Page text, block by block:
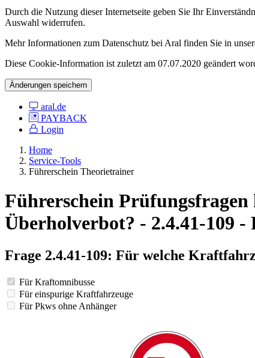
Durch die Nutzung dieser Internetseite geben Sie Ihr
Auswahl widerrufen.
Mehr Informationen zum Datenschutz bei Aral finden Sie in
Diese Cookie-Information ist zuletzt am 07.07.2020 geändert
Änderungen speichern
aral.de
PAYBACK
Login
Home
Service-Tools
Führerschein Theorietrainer
Führerschein Prüfungsfragen
Überholverbot? - 2.4.41-109
Frage 2.4.41-109: Für welche
Für Kraftomnibusse
Für einspurige Kraftfahrzeuge
Für Pkws ohne Anhänger